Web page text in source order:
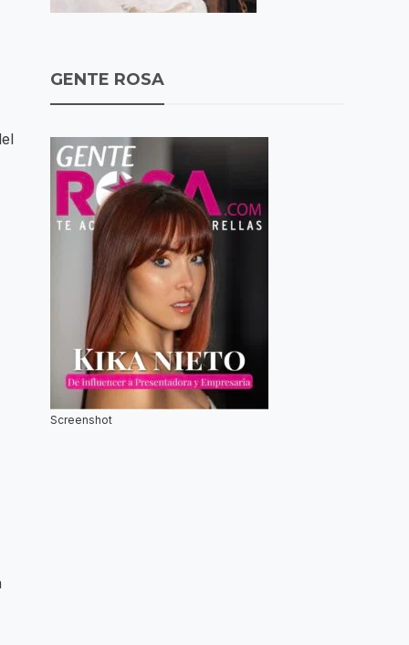
GENTE ROSA
Screenshot